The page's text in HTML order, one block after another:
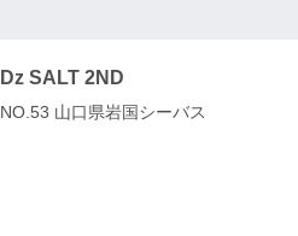
Dz SALT 2ND
NO.53 山口県岩国シーバス